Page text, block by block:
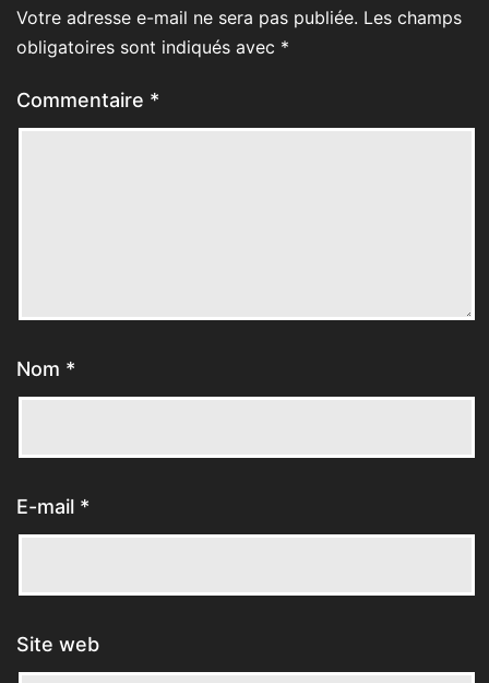
Votre adresse e-mail ne sera pas publiée. Les champs
obligatoires sont indiqués avec *
Commentaire *
Nom *
E-mail *
Site web